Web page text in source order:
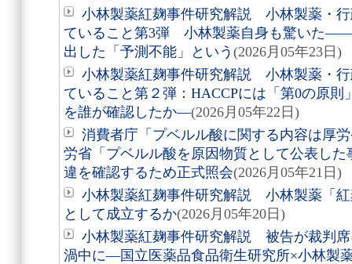
小林製薬紅麹事件研究解説 小林製薬・
ていること第3弾 小林製薬自身も驚いた――
出した「予測不能」という (2026月05年23日)
小林製薬紅麹事件研究解説 小林製薬・
ていること第２弾：HACCPには「第0の原
を誰が確認したか―(2026月05年22日)
消費者庁「プベルル酸に関する内容は厚
労省「プベルル酸を原因物質として公表し
違を確認するため正式照会(2026月05年21日)
小林製薬紅麹事件研究解説 小林製薬「紅
として成立するか(2026月05年20日)
小林製薬紅麹事件研究解説 被告が裁判
渦中に―国立医薬品食品衛生研究所×小林製